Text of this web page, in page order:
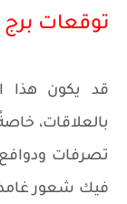
توقعات برج
قد يكون هذا
بالعلاقات،
تصرفات
فيك شعور غامض